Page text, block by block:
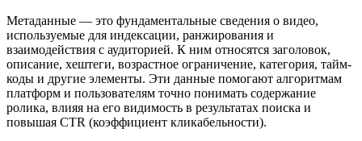
Метаданные — это фундаментальные сведения о видео,
используемые для индексации, ранжирования и
взаимодействия с аудиторией. К ним относятся заголовок,
описание, хештеги, возрастное ограничение, категория, тайм-
коды и другие элементы. Эти данные помогают алгоритмам
платформ и пользователям точно понимать содержание
ролика, влияя на его видимость в результатах поиска и
повышая CTR (коэффициент кликабельности).